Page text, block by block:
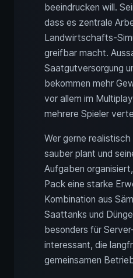
beeindrucken will.
dass es zentrale
Landwirtschafts-
greifbar macht.
Saatgutversorgung
bekommen mehr
vor allem im
mehrere Spieler
Wer gerne
sauber plant und
Aufgaben
Pack eine starke
Kombination aus
Saattanks und
besonders für
interessant, die
gemeinsamen